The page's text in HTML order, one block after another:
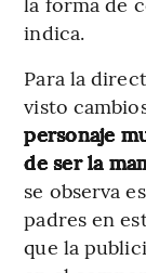
indica.
Para la
visto
personaje
de ser la
se observa
padres en
que la